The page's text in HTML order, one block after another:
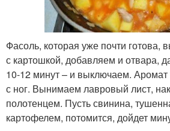
Фасоль, которая уже почти готова,
с картошкой, добавляем и отвара,
10-12 минут – и выключаем.
с ног. Вынимаем лавровый лист,
полотенцем. Пусть свинина,
картофелем, потомится, дойдет